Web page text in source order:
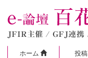
ホーム 投稿